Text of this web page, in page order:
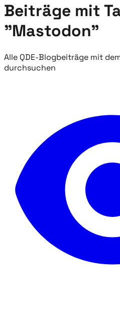
Beiträge mit
"Mastodon"
Alle QDE-Blogbeiträge mit
durchsuchen